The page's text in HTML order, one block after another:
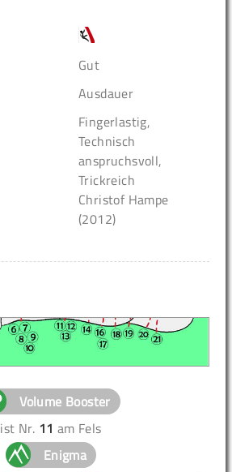
Gut
Ausdauer
Fingerlastig,
Technisch
anspruchsvoll,
Trickreich
Christof Hampe
(2012)
Volume Booster
ist Nr. 11 am Fels
Enigma